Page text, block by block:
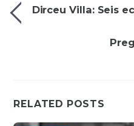
Dirceu Villa: Seis
RELATED POSTS